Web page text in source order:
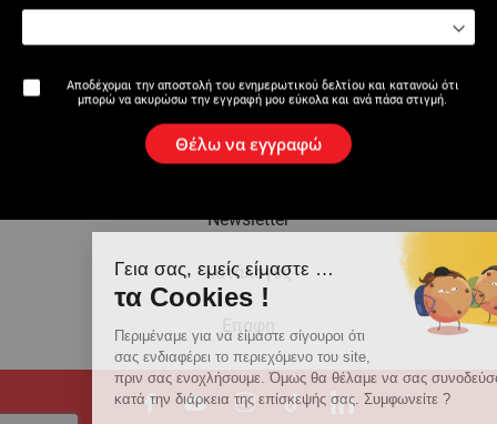
Η επωνυμία
Ειδήσεις
Newsletter
Κατάλογος
Eπαφη
Αποδέχομαι την αποστολή του ενημερωτικού δελτίου και κατανοώ ότι
μπορώ να ακυρώσω την εγγραφή μου εύκολα και ανά πάσα στιγμή.
Θέλω να εγγραφώ
Γεια σας, εμείς είμαστε …
τα Cookies !
Περιμέναμε για να είμαστε σίγουροι ότι
σας ενδιαφέρει το περιεχόμενο του site,
πριν σας ενοχλήσουμε. Όμως θα θέλαμε να σας συνοδεύσουμε
κατά την διάρκεια της επίσκεψής σας. Συμφωνείτε ?